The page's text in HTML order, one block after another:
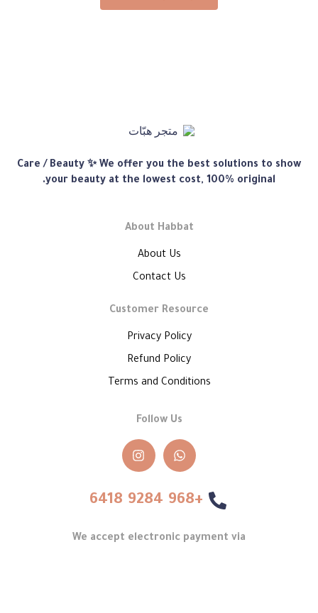
متجر
هبّات
Care / Beauty ✨ We offer you the best solutions to show
your beauty at the lowest cost, 100% original.
About Habbat
About Us
Contact Us
Customer Resource
Privacy Policy
Refund Policy
Terms and Conditions
Follow Us
+968 9284 6418
We accept electronic payment via